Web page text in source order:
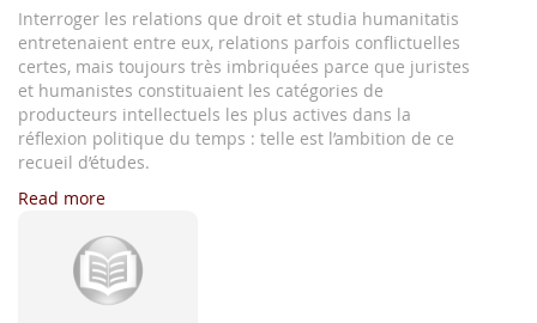
gallery
Interroger les relations que droit et studia humanitatis
entretenaient entre eux, relations parfois conflictuelles
certes, mais toujours très imbriquées parce que juristes
et humanistes constituaient les catégories de
producteurs intellectuels les plus actives dans la
réflexion politique du temps : telle est l’ambition de ce
recueil d’études.
Read more